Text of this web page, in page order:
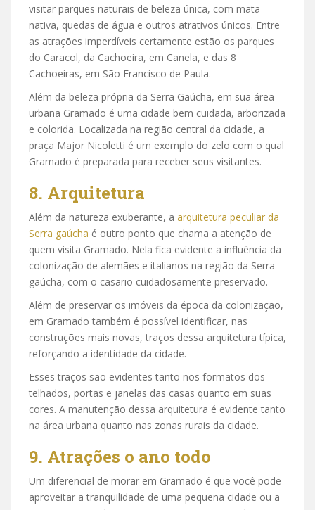
visitar parques naturais de beleza única, com mata
nativa, quedas de água e outros atrativos únicos. Entre
as atrações imperdíveis certamente estão os parques
do Caracol, da Cachoeira, em Canela, e das 8
Cachoeiras, em São Francisco de Paula.
Além da beleza própria da Serra Gaúcha, em sua área
urbana Gramado é uma cidade bem cuidada, arborizada
e colorida. Localizada na região central da cidade, a
praça Major Nicoletti é um exemplo do zelo com o qual
Gramado é preparada para receber seus visitantes.
8. Arquitetura
Além da natureza exuberante, a arquitetura peculiar da
Serra gaúcha é outro ponto que chama a atenção de
quem visita Gramado. Nela fica evidente a influência da
colonização de alemães e italianos na região da Serra
gaúcha, com o casario cuidadosamente preservado.
Além de preservar os imóveis da época da colonização,
em Gramado também é possível identificar, nas
construções mais novas, traços dessa arquitetura típica,
reforçando a identidade da cidade.
Esses traços são evidentes tanto nos formatos dos
telhados, portas e janelas das casas quanto em suas
cores. A manutenção dessa arquitetura é evidente tanto
na área urbana quanto nas zonas rurais da cidade.
9. Atrações o ano todo
Um diferencial de morar em Gramado é que você pode
aproveitar a tranquilidade de uma pequena cidade ou a